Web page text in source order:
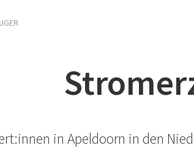
in Apeldoorn in den